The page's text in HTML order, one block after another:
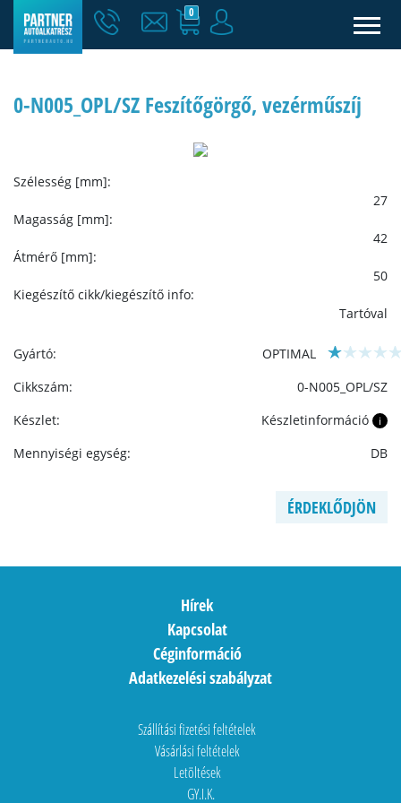
0
0-N005_OPL/SZ Feszítőgörgő, vezérműszíj
Szélesség [mm]:
27
Magasság [mm]:
42
Átmérő [mm]:
50
Kiegészítő cikk/kiegészítő info:
Tartóval
Gyártó:
OPTIMAL
Cikkszám:
0-N005_OPL/SZ
Készlet:
Készletinformáció i
Mennyiségi egység: DB
ÉRDEKLŐDJÖN
Hírek
Kapcsolat
Céginformáció
Adatkezelési szabályzat
Szállítási fizetési feltételek
Vásárlási feltételek
Letöltések
GY.I.K.